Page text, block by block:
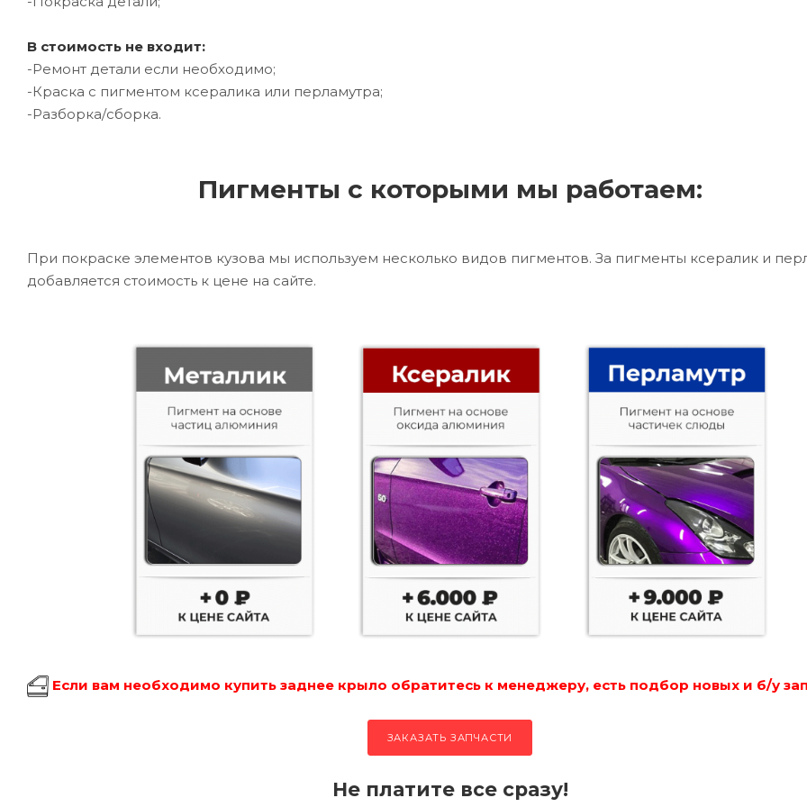
В стоимость не входит:
-Ремонт детали если необходимо;
-Краска с пигментом ксералика или перламутра;
-Разборка/сборка.
Пигменты с которыми мы работаем:
При покраске элементов кузова мы используем несколько видов пигментов. За пигменты ксералик и
добавляется стоимость к цене на сайте.
Если вам необходимо купить заднее крыло обратитесь к менеджеру, есть подбор новых и б/у
ЗАКАЗАТЬ ЗАПЧАСТИ
Не платите все сразу!